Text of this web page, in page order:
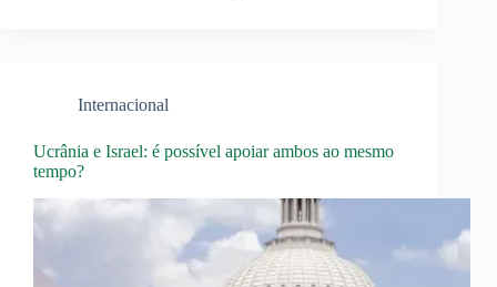
Internacional
Ucrânia e Israel: é possível apoiar ambos ao mesmo
tempo?